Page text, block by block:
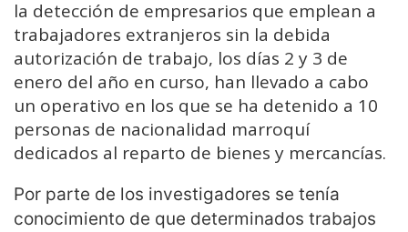
la detección de empresarios que emplean a
trabajadores extranjeros sin la debida
autorización de trabajo, los días 2 y 3 de
enero del año en curso, han llevado a cabo
un operativo en los que se ha detenido a 10
personas de nacionalidad marroquí
dedicados al reparto de bienes y mercancías.
Por parte de los investigadores se tenía
conocimiento de que determinados trabajos